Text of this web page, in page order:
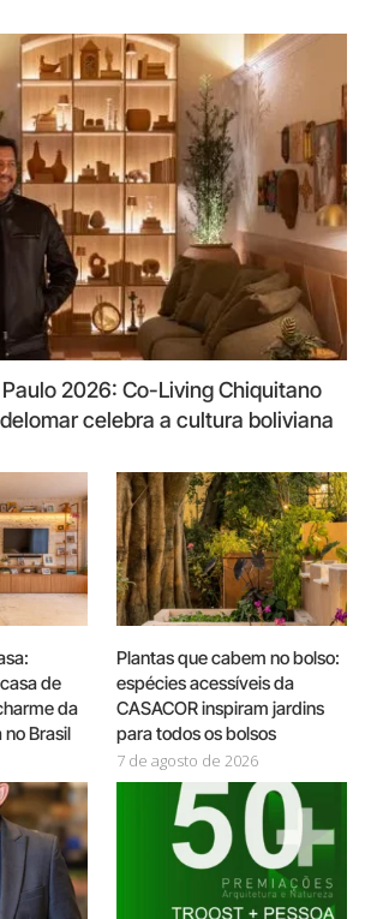
Paulo 2026: Co-Living Chiquitano
celebra a cultura boliviana
de
da
Brasil
Plantas que cabem no bolso:
espécies acessíveis da
CASACOR inspiram jardins
para todos os bolsos
7 de agosto de 2026